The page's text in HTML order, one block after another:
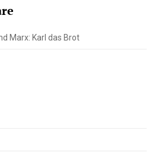
Marx: Karl das Brot